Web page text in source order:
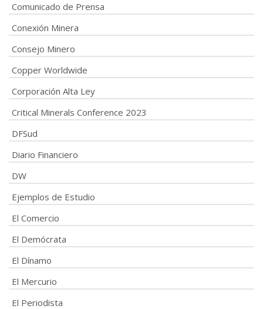
Comunicado de Prensa
Conexión Minera
Consejo Minero
Copper Worldwide
Corporación Alta Ley
Critical Minerals Conference 2023
DFSud
Diario Financiero
DW
Ejemplos de Estudio
El Comercio
El Demócrata
El Dínamo
El Mercurio
El Periodista